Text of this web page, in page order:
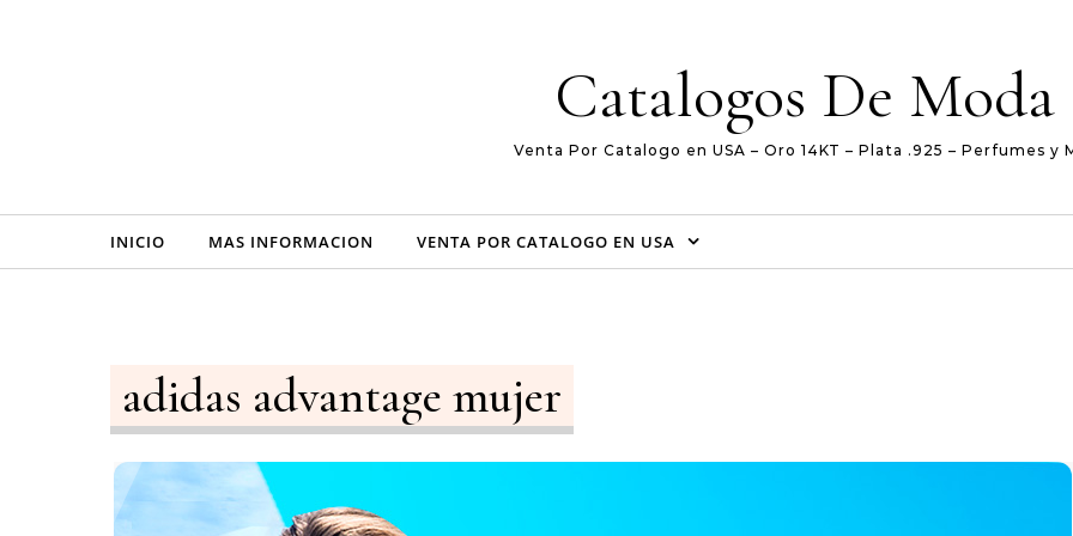
Catalogos De Moda
Venta Por Catalogo en USA – Oro 14KT – Plata .925 – Perfumes y
INICIO MAS INFORMACION VENTA POR CATALOGO EN USA
adidas advantage mujer